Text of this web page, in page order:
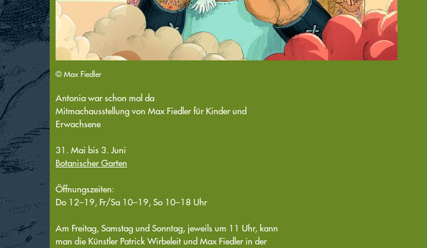
© Max Fiedler
Antonia war schon mal da
Mitmachausstellung von Max Fiedler für Kinder und
Erwachsene
31. Mai bis 3. Juni
Botanischer Garten
Öffnungszeiten:
Do 12–19, Fr/Sa 10–19, So 10–18 Uhr
Am Freitag, Samstag und Sonntag, jeweils um 11 Uhr, kann
man die Künstler Patrick Wirbeleit und Max Fiedler in der